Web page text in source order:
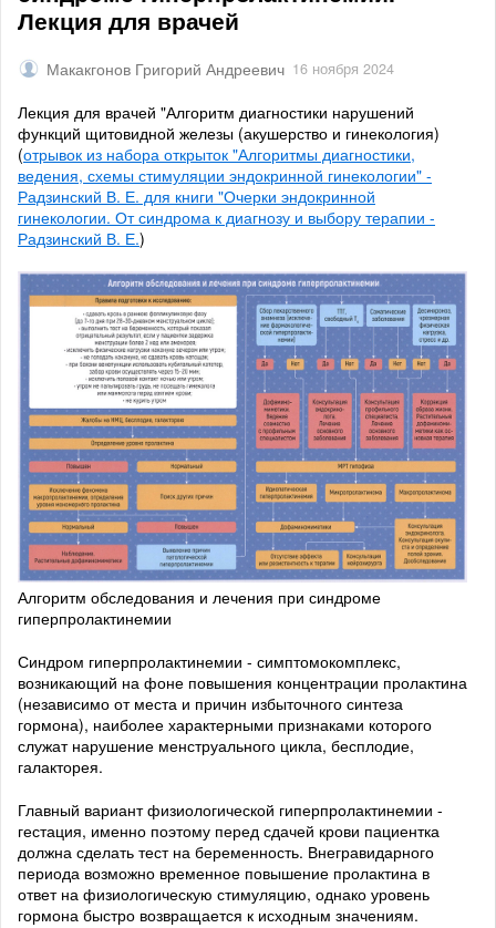
Лекция для врачей
Макакгонов Григорий Андреевич 16 ноября 2024
Лекция для врачей "Алгоритм диагностики нарушений
функций щитовидной железы (акушерство и гинекология)
(отрывок из набора открыток "Алгоритмы диагностики,
ведения, схемы стимуляции эндокринной гинекологии" -
Радзинский В. Е. для книги "Очерки эндокринной
гинекологии. От синдрома к диагнозу и выбору терапии -
Радзинский В. Е.)
Алгоритм обследования и лечения при синдроме
гиперпролактинемии
Синдром гиперпролактинемии - симптомокомплекс,
возникающий на фоне повышения концентрации пролактина
(независимо от места и причин избыточного синтеза
гормона), наиболее характерными признаками которого
служат нарушение менструального цикла, бесплодие,
галакторея.
Главный вариант физиологической гиперпролактинемии -
гестация, именно поэтому перед сдачей крови пациентка
должна сделать тест на беременность. Внегравидарного
периода возможно временное повышение пролактина в
ответ на физиологическую стимуляцию, однако уровень
гормона быстро возвращается к исходным значениям.